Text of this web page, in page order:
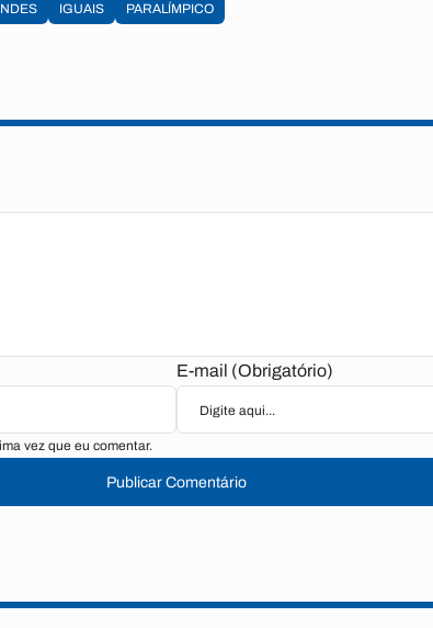
IGUAIS PARALÍMPICO
E-mail (Obrigatório)
vez que eu comentar.
Publicar Comentário